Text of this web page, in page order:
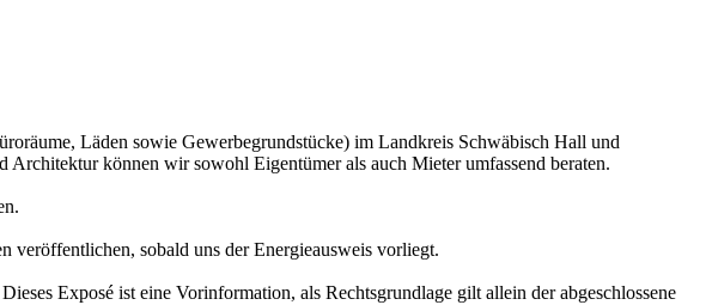
Läden sowie Gewerbegrundstücke) im Landkreis Schwäbisch Hall und
können wir sowohl Eigentümer als auch Mieter umfassend beraten.
veröffentlichen, sobald uns der Energieausweis vorliegt.
Exposé ist eine Vorinformation, als Rechtsgrundlage gilt allein der abgeschlossene